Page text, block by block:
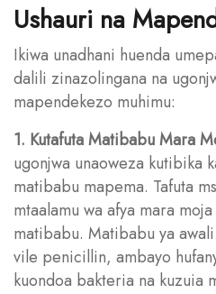
Ushauri na
Ikiwa unadhani huenda
dalili zinazolingana na
mapendekezo muhimu:
1. Kutafuta Matibabu Mara
ugonjwa unaoweza kutibika
matibabu mapema. Tafuta
mtaalamu wa afya mara
matibabu. Matibabu ya
vile penicillin, ambayo
kuondoa bakteria na kuzuia